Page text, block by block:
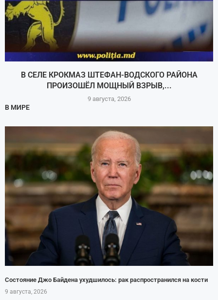
В СЕЛЕ КРОКМАЗ ШТЕФАН-ВОДСКОГО РАЙОНА
ПРОИЗОШЁЛ МОЩНЫЙ ВЗРЫВ,...
9 августа, 2026
В МИРЕ
Состояние Джо Байдена ухудшилось: рак распространился на кости
9 августа, 2026